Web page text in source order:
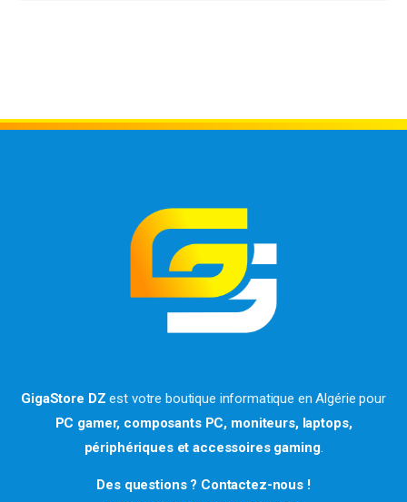
GigaStore DZ est votre boutique informatique en Algérie pour
PC gamer, composants PC, moniteurs, laptops,
périphériques et accessoires gaming.
Des questions ? Contactez-nous !